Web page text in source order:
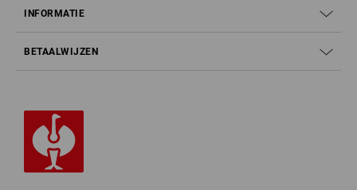
INFORMATIE
BETAALWIJZEN